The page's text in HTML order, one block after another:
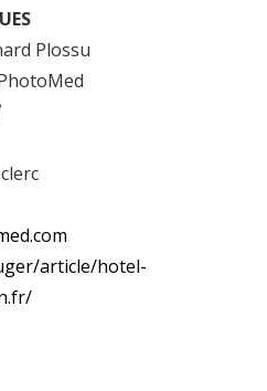
Plossu
article/hotel-